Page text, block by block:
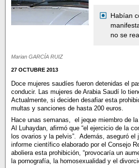
Habían
no se
Marian GARCÍA RUIZ
27 OCTUBRE 2013
Doce mujeres saudíes fueron detenidas el
conducir. Las mujeres de Arabia Saudí lo
Actualmente, si deciden desafiar esta
multas y sanciones de hasta 200 euros.
Hace unas semanas, el jeque miembro de
Al Luhaydan, afirmó que “el ejercicio de la
los ovarios y la pelvis”. Además, aseguró el
informe científico elaborado por el Consejo
aboliera esta prohibición, “provocaría un
la pornografía, la homosexualidad y el